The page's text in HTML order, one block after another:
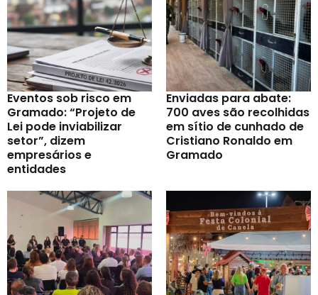
Eventos sob risco em
Gramado: “Projeto de
Lei pode inviabilizar
setor”, dizem
empresários e
entidades
Enviadas para abate:
700 aves são recolhidas
em sítio de cunhado de
Cristiano Ronaldo em
Gramado